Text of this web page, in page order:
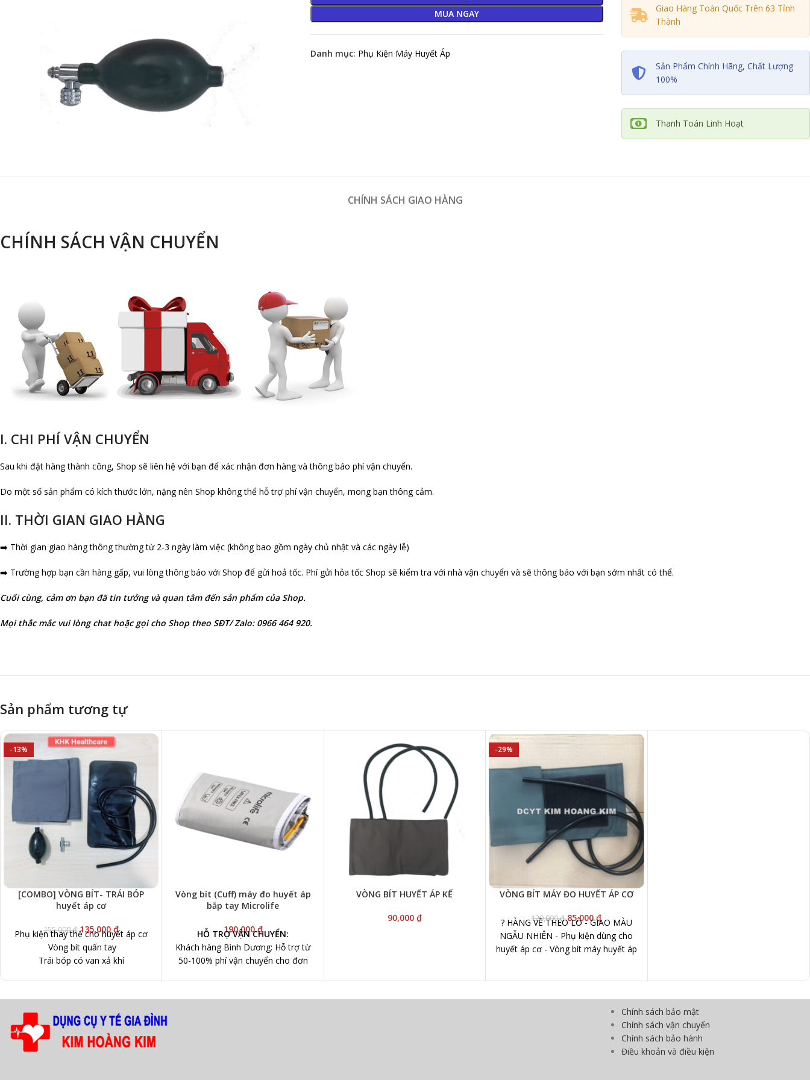
MUA NGAY
Danh mục: Phụ Kiện Máy Huyết Áp
Giao Hàng Toàn Quốc Trên 63 Tỉnh
Thành
Sản Phẩm Chính Hãng, Chất Lượng
100%
Thanh Toán Linh Hoạt
CHÍNH SÁCH GIAO HÀNG
CHÍNH SÁCH VẬN CHUYỂN
I. CHI PHÍ VẬN CHUYỂN
Sau khi đặt hàng thành công, Shop sẽ liên hệ với bạn để xác nhận đơn hàng và thông báo phí vận chuyển.
Do một số sản phẩm có kích thước lớn, nặng nên Shop không thể hỗ trợ phí vận chuyển, mong bạn thông cảm.
II. THỜI GIAN GIAO HÀNG
➡️ Thời gian giao hàng thông thường từ 2-3 ngày làm việc (không bao gồm ngày chủ nhật và các ngày lễ)
➡️ Trường hợp bạn cần hàng gấp, vui lòng thông báo với Shop để gửi hoả tốc. Phí gửi hỏa tốc Shop sẽ kiểm tra với nhà vận chuyển và sẽ thông báo với bạn sớm nhất có thể.
Cuối cùng, cảm ơn bạn đã tin tưởng và quan tâm đến sản phẩm của Shop.
Mọi thắc mắc vui lòng chat hoặc gọi cho Shop theo SĐT/ Zalo: 0966 464 920.
Sản phẩm tương tự
-13%
[COMBO] VÒNG BÍT- TRÁI BÓP
huyết áp cơ
155,000₫ 135,000₫
Phụ kiện thay thế cho huyết áp cơ
Vòng bít quấn tay
Trái bóp có van xả khí
Vòng bít (Cuff) máy đo huyết áp
bắp tay Microlife
190,000₫
HỖ TRỢ VẬN CHUYỂN:
Khách hàng Bình Dương: Hỗ trợ từ
50-100% phí vận chuyển cho đơn
50-100% phí vận chuyển cho đơn
VÒNG BÍT HUYẾT ÁP KẾ
90,000 ₫
-29%
VÒNG BÍT MÁY ĐO HUYẾT ÁP CƠ
120,000₫ 85,000₫
? HÀNG VỀ THEO LÔ - GIAO MÀU
NGẪU NHIÊN - Phụ kiện dùng cho
huyết áp cơ - Vòng bít máy huyết áp
Chính sách bảo mật
Chính sách vận chuyển
Chính sách bảo hành
Điều khoản và điều kiện